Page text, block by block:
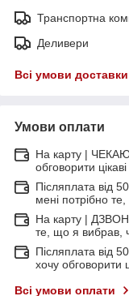
Транспортна
Деливери
Всі умови доставки
Умови оплати
На карту |
обговорити
Післяплата
мені потрібно
На карту |
те, що я вибрав,
Післяплата від
хочу обговорити
Всі умови оплати